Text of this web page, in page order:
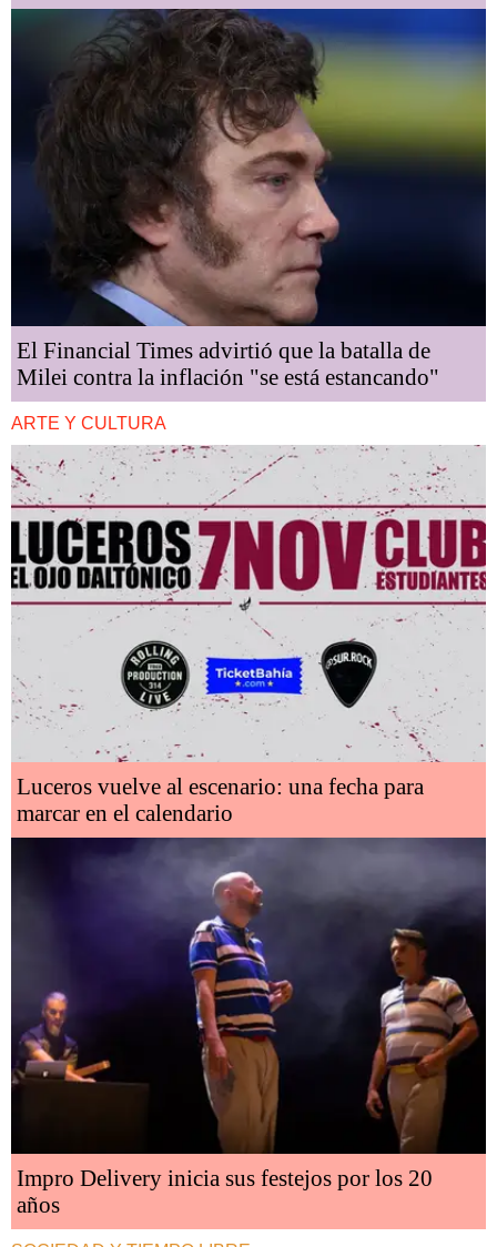
El Financial Times advirtió que la batalla de
Milei contra la inflación "se está estancando"
ARTE Y CULTURA
Luceros vuelve al escenario: una fecha para
marcar en el calendario
Impro Delivery inicia sus festejos por los 20
años